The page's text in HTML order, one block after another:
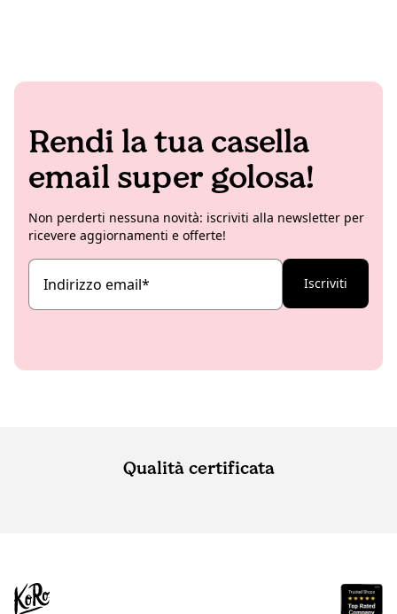
Rendi la tua casella
email super golosa!
Non perderti nessuna novità: iscriviti alla newsletter per
ricevere aggiornamenti e offerte!
Indirizzo email* Iscriviti
Qualità certificata